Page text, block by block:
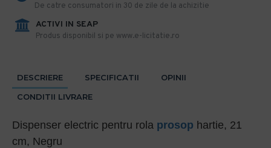
De catre consumatori in 30 de zile de la achizitie
ACTIVI IN SEAP
Produs disponibil si pe www.e-licitatie.ro
DESCRIERE SPECIFICATII
OPINII
CONDITII LIVRARE
Dispenser electric pentru rola prosop hartie, 21
cm, Negru